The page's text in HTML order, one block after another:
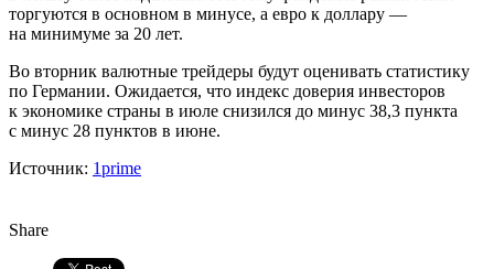
торгуются в основном в минусе, а евро к доллару —
на минимуме за 20 лет.
Во вторник валютные трейдеры будут оценивать статистику
по Германии. Ожидается, что индекс доверия инвесторов
к экономике страны в июле снизился до минус 38,3 пункта
с минус 28 пунктов в июне.
Источник: 1prime
Share